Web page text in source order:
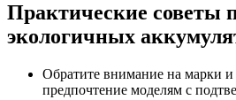
Практические советы
экологичных
Обратите внимание на марки
предпочтение моделям с